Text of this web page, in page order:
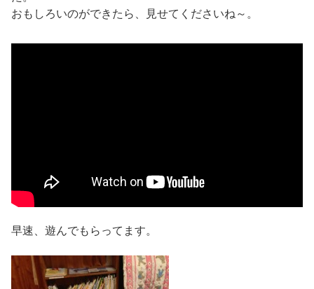
おもしろいのができたら、見せてくださいね～。
早速、遊んでもらってます。